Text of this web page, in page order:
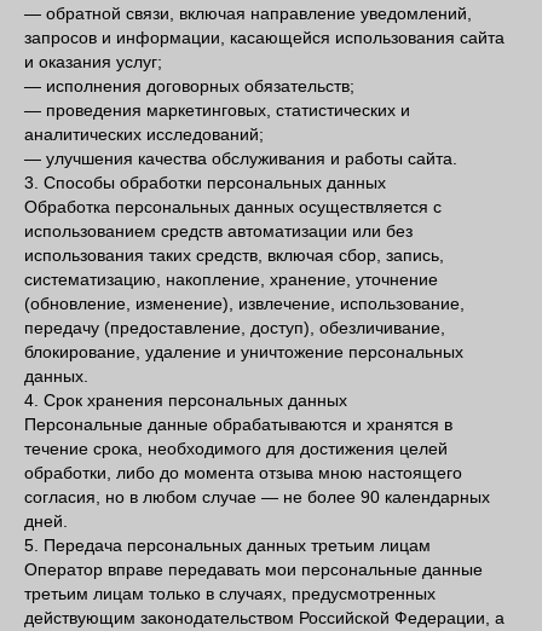
— обратной связи, включая направление уведомлений,
запросов и информации, касающейся использования сайта
и оказания услуг;
— исполнения договорных обязательств;
— проведения маркетинговых, статистических и
аналитических исследований;
— улучшения качества обслуживания и работы сайта.
3. Способы обработки персональных данных
Обработка персональных данных осуществляется с
использованием средств автоматизации или без
использования таких средств, включая сбор, запись,
систематизацию, накопление, хранение, уточнение
(обновление, изменение), извлечение, использование,
передачу (предоставление, доступ), обезличивание,
блокирование, удаление и уничтожение персональных
данных.
4. Срок хранения персональных данных
Персональные данные обрабатываются и хранятся в
течение срока, необходимого для достижения целей
обработки, либо до момента отзыва мною настоящего
согласия, но в любом случае — не более 90 календарных
дней.
5. Передача персональных данных третьим лицам
Оператор вправе передавать мои персональные данные
третьим лицам только в случаях, предусмотренных
действующим законодательством Российской Федерации, а